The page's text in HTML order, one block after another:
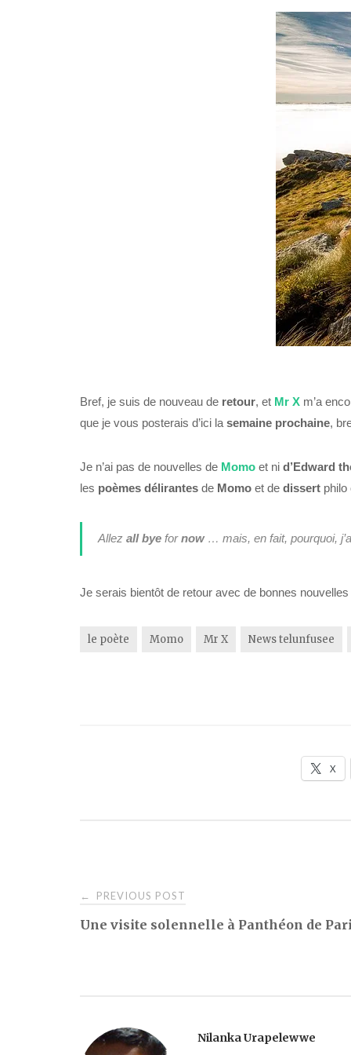
Bref, je suis de nouveau de retour, et Mr X m’a
que je vous posterais d’ici la semaine prochaine,
Je n’ai pas de nouvelles de Momo et ni d’Edward
les poèmes délirantes de Momo et de dissert philo
Allez all byefornow… mais, en fait, pourquoi,
Je serais bientôt de retour avec de bonnes
le poète Momo Mr X News telunfusee
X
Post
navigation
← PREVIOUS POST
Une visite solennelle à Panthéon de
Nilanka Urapelewwe